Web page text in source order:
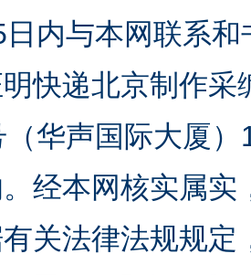
内与本网联系
快递北京制作
华声国际大厦
经本网核实属
关法律法规规